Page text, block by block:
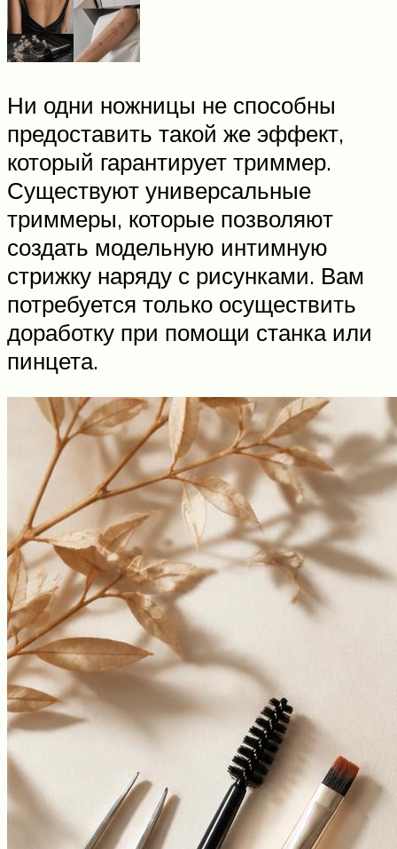
Ни одни ножницы не способны
предоставить такой же эффект,
который гарантирует триммер.
Существуют универсальные
триммеры, которые позволяют
создать модельную интимную
стрижку наряду с рисунками. Вам
потребуется только осуществить
доработку при помощи станка или
пинцета.